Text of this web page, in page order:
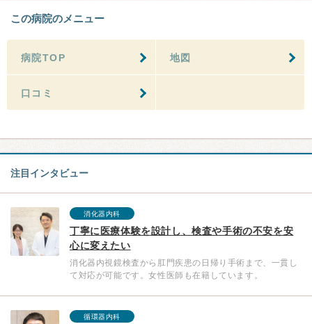
この病院のメニュー
病院TOP 地図
口コミ
注目インタビュー
消化器内科
丁寧に医療体験を設計し、検査や手術の不安を安
心に変えたい
消化器内視鏡検査から肛門疾患の日帰り手術まで、一貫し
て対応が可能です。女性医師も在籍しています。
循環器内科